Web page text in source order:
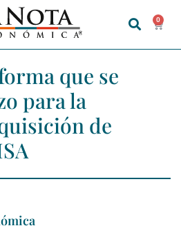
0
que se
para la
de